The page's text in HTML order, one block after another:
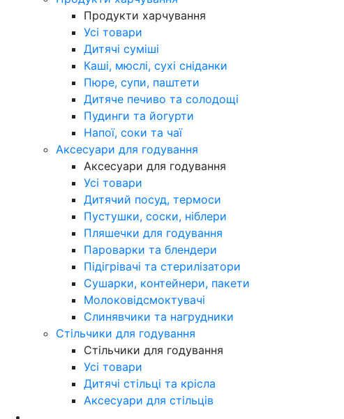
Продукти харчування
Усі товари
Дитячі суміші
Каші, мюслі, сухі сніданки
Пюре, супи, паштети
Дитяче печиво та солодощі
Пудинги та йогурти
Напої, соки та чаї
Аксесуари для годування
Аксесуари для годування
Усі товари
Дитячий посуд, термоси
Пустушки, соски, ніблери
Пляшечки для годування
Пароварки та блендери
Підігрівачі та стерилізатори
Сушарки, контейнери, пакети
Молоковідсмоктувачі
Слинявчики та нагрудники
Стільчики для годування
Стільчики для годування
Усі товари
Дитячі стільці та крісла
Аксесуари для стільців